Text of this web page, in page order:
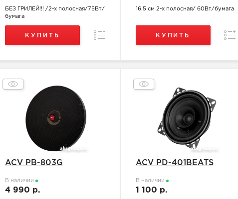
БЕЗ ГРИЛЕЙ!!! /2-х полосная/75Вт/
бумага
КУПИТЬ Сравнение
16.5 см 2-х полосная/ 60Вт/бумага
КУПИТЬ
ACV PB-803G
В наличии
4 990 р.
ACV PD-401BEATS
В наличии
1 100 р.